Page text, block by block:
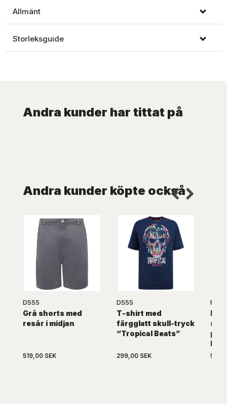
Allmänt
Storleksguide
Andra kunder har tittat på
Andra kunder köpte också
D555
Grå shorts med
resår i midjan
519,00 SEK
D555
T-shirt med
färgglatt skull-tryck
“Tropical Beats”
299,00 SEK
på